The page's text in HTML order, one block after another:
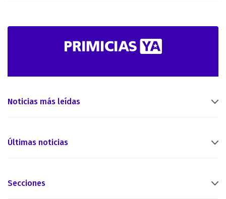
Noticias más leídas
Últimas noticias
Secciones